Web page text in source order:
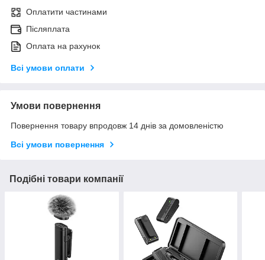
Оплатити частинами
Післяплата
Оплата на рахунок
Всі умови оплати
Умови повернення
Повернення товару впродовж 14 днів за домовленістю
Всі умови повернення
Подібні товари компанії